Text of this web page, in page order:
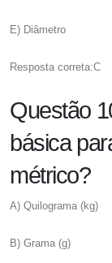
E) Diâmetro
Resposta correta:C
Questão
básica
métrico?
A) Quilograma (kg)
B) Grama (g)